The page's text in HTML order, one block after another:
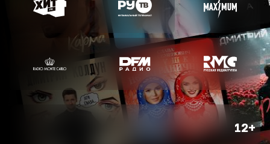
12+